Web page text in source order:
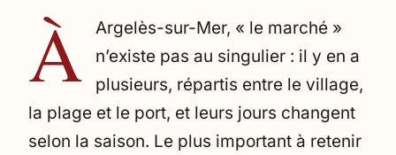
À
Argelès-sur-Mer, « le marché »
n’existe pas au singulier : il y en a
plusieurs, répartis entre le village,
la plage et le port, et leurs jours changent
selon la saison. Le plus important à retenir